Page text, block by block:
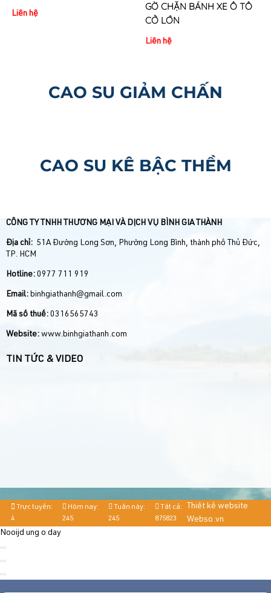
Liên hệ
GỜ CHẶN BÁNH XE Ô TÔ
CỞ LỚN
Liên hệ
CAO SU GIẢM CHẤN
CAO SU KÊ BẬC THỀM
CÔNG TY TNHH THƯƠNG MẠI VÀ DỊCH VỤ BÌNH GIA THÀNH
Địa chỉ: 51A Đường Long Sơn, Phường Long Bình, thành phố Thủ Đức,
TP. HCM
Hotline: 0977 711 919
Email: binhgiathanh@gmail.com
Mã số thuế: 0316565743
Website: www.binhgiathanh.com
TIN TỨC & VIDEO
Trực tuyến:
4
Hôm nay:
245
Tuần này:
245
Tất cả:
875823
Thiết kế website
Webso.vn
Nooijd ung o day